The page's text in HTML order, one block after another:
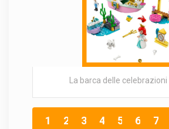
La barca delle celebrazioni
1 2 3 4 5 6 7